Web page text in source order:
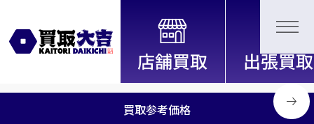
全国2200店舗以上展開中！
信頼と実績の買取専門店「買取大
吉」
買取参考価格